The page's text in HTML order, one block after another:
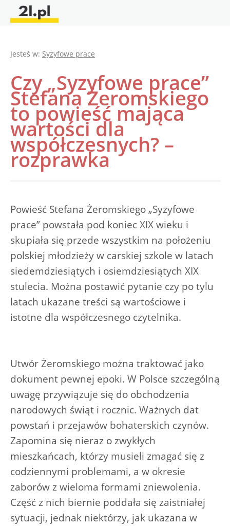
Jesteś w: Syzyfowe prace
Czy „Syzyfowe prace”
Stefana Żeromskiego
to powieść mająca
wartości dla
współczesnych? –
rozprawka
Powieść Stefana Żeromskiego „Syzyfowe
prace” powstała pod koniec XIX wieku i
skupiała się przede wszystkim na położeniu
polskiej młodzieży w carskiej szkole w latach
siedemdziesiątych i osiemdziesiątych XIX
stulecia. Można postawić pytanie czy po tylu
latach ukazane treści są wartościowe i
istotne dla współczesnego czytelnika.
Utwór Żeromskiego można traktować jako
dokument pewnej epoki. W Polsce szczególną
uwagę przywiązuje się do obchodzenia
narodowych świąt i rocznic. Ważnych dat
powstań i przejawów bohaterskich czynów.
Zapomina się nieraz o zwykłych
mieszkańcach, którzy musieli zmagać się z
codziennymi problemami, a w okresie
zaborów z wieloma formami zniewolenia.
Część z nich biernie poddała się zaistniałej
sytuacji, jednak niektórzy, jak ukazana w